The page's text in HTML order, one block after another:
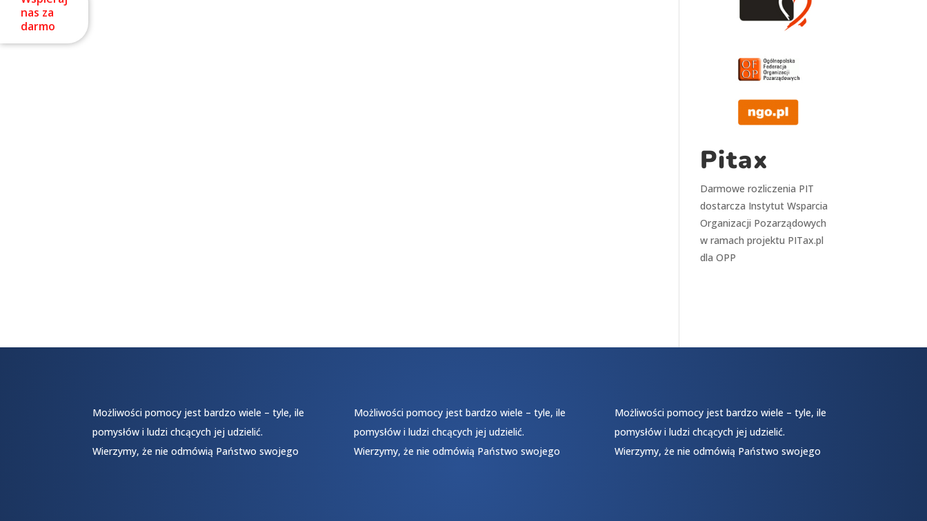
Pitax
Darmowe rozliczenia PIT
dostarcza Instytut Wsparcia
Organizacji Pozarządowych
w ramach projektu PITax.pl
dla OPP
Możliwości pomocy jest bardzo wiele – tyle, ile
pomysłów i ludzi chcących jej udzielić.
Wierzymy, że nie odmówią Państwo swojego
Możliwości pomocy jest bardzo wiele – tyle, ile
pomysłów i ludzi chcących jej udzielić.
Wierzymy, że nie odmówią Państwo swojego
Możliwości pomocy jest bardzo wiele – tyle, ile
pomysłów i ludzi chcących jej udzielić.
Wierzymy, że nie odmówią Państwo swojego
nas za
darmo